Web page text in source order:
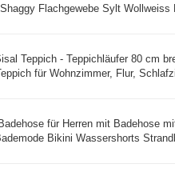
Flachgewebe Sylt Wollweiss
Teppich - Teppichläufer 80 cm
für Wohnzimmer, Flur,
für Herren mit Badehose
Bikini Wassershorts